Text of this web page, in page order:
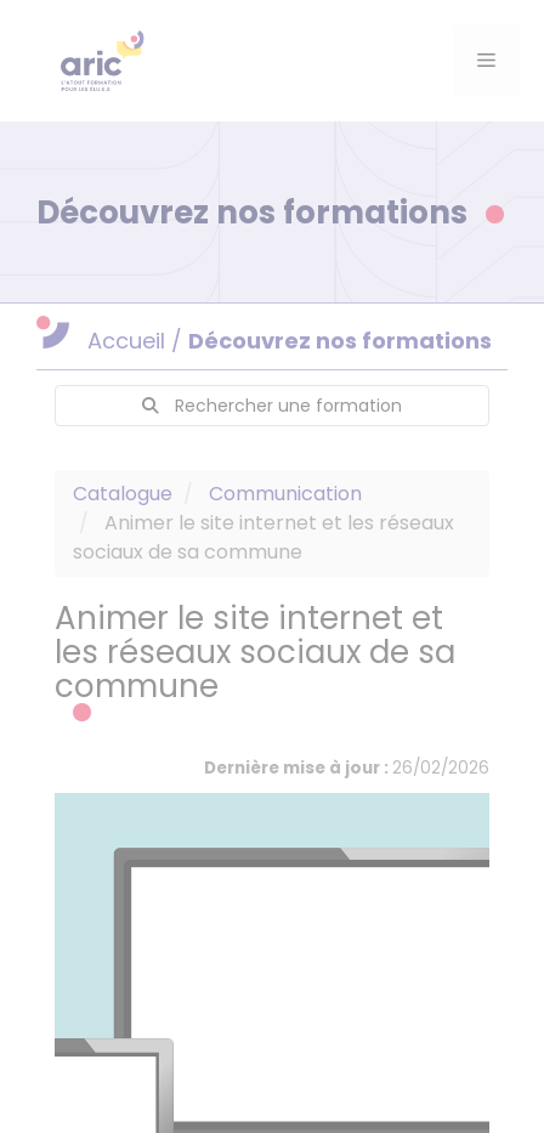
contenu
Menu
Découvrez nos formations
Accueil / Découvrez nos formations
Rechercher une formation
Catalogue
Communication
Animer le site internet et les réseaux
sociaux de sa commune
Animer le site internet et
les réseaux sociaux de sa
commune
Dernière mise à jour : 26/02/2026